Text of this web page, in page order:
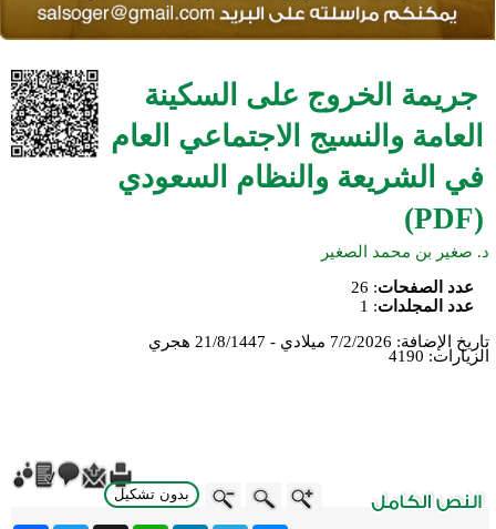
جريمة الخروج على السكينة
العامة والنسيج الاجتماعي العام
في الشريعة والنظام السعودي
(PDF)
د. صغير بن محمد الصغير
عدد الصفحات:
26
عدد المجلدات:
1
تاريخ الإضافة: 7/2/2026 ميلادي - 21/8/1447 هجري
الزيارات: 4190
بدون تشكيل